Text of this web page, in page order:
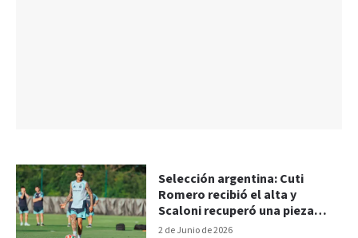
2 de Junio de 2026
Selección argentina: Cuti
Romero recibió el alta y
Scaloni recuperó una pieza
clave